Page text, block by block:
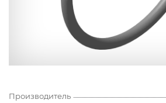
Производитель